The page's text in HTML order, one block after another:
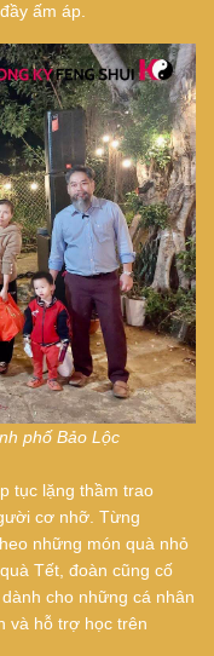
ấm áp.
phố Bảo Lộc
tục lặng thầm trao
cơ nhỡ. Từng
những món quà nhỏ
Tết, đoàn cũng cố
cho những cá nhân
và hỗ trợ học trên